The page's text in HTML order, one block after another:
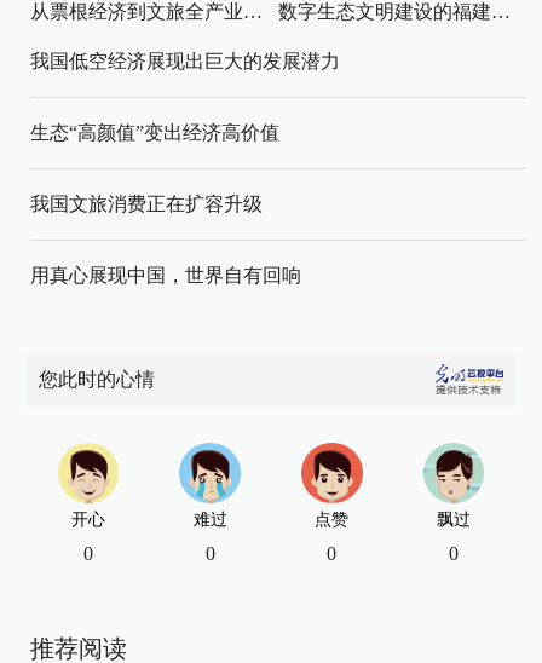
从票根经济到文旅全产业链升级 数字生态文明建设的福建路径与启示
我国低空经济展现出巨大的发展潜力
生态“高颜值”变出经济高价值
我国文旅消费正在扩容升级
用真心展现中国，世界自有回响
您此时的心情
开心
0
难过
0
点赞
0
飘过
0
推荐阅读